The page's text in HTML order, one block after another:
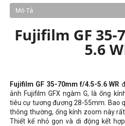
Mô Tả
Fujifilm GF 35-
5.6
Fujifilm GF 35-70mm f/4.5-5.6 WR
ảnh Fujifilm GFX ngàm G, là ống
tiêu cự tương đương 28-55mm. Bao
thông thường, ống kính zoom này
Thiết kế nhỏ gọn và di động kết